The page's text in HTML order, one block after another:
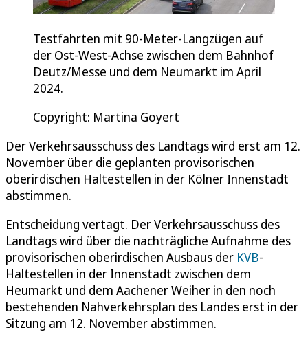
Testfahrten mit 90-Meter-Langzügen auf
der Ost-West-Achse zwischen dem Bahnhof
Deutz/Messe und dem Neumarkt im April
2024.
Copyright: Martina Goyert
Der Verkehrsausschuss des Landtags wird erst am 12.
November über die geplanten provisorischen
oberirdischen Haltestellen in der Kölner Innenstadt
abstimmen.
Entscheidung vertagt. Der Verkehrsausschuss des
Landtags wird über die nachträgliche Aufnahme des
provisorischen oberirdischen Ausbaus der KVB-
Haltestellen in der Innenstadt zwischen dem
Heumarkt und dem Aachener Weiher in den noch
bestehenden Nahverkehrsplan des Landes erst in der
Sitzung am 12. November abstimmen.